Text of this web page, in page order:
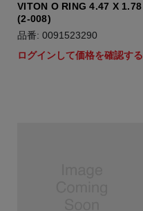
VITON O RING 4.47 X 1.78
(2-008)
品番: 0091523290
ログインして価格を確認する